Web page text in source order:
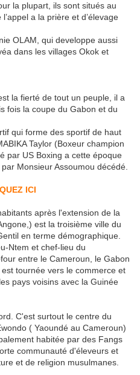
la plupart, ils sont situés au
a la prière et d’élevage
OLAM, qui developpe aussi
dans les villages Okok et
la fierté de tout un peuple, il a
fois la coupe du Gabon et du
qui forme des sportif de haut
Taylor (Boxeur champion
par US Boxing a cette époque
Monsieur Assoumou décédé.
ICI
après l'extension de la
est la troisième ville du
en terme démographique.
Ntem et chef-lieu du
entre le Cameroun, le Gabon
tournée vers le commerce et
pays voisins avec la Guinée
C'est surtout le centre du
( Yaoundé au Cameroun)
habitée par des Fangs
communauté d'éleveurs et
et de religion musulmanes.